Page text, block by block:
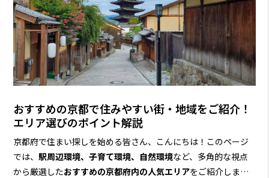
おすすめの京都で住みやすい街・地域をご紹介！
エリア選びのポイント解説
京都府で住まい探しを始める皆さん、こんにちは！このページ
では、駅周辺環境、子育て環境、自然環境など、多角的な視点
から厳選したおすすめの京都府内の人気エリアをご紹介しま